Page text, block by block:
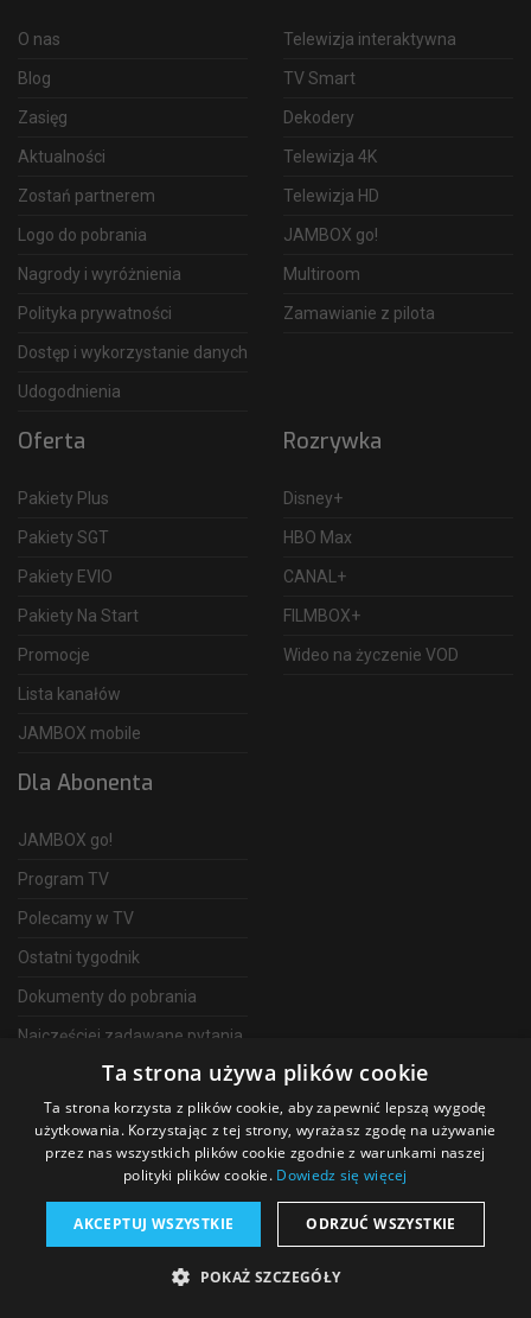
O nas
Blog
Zasięg
Aktualności
Zostań partnerem
Logo do pobrania
Nagrody i wyróżnienia
Polityka prywatności
Dostęp i wykorzystanie danych
Udogodnienia
Telewizja interaktywna
TV Smart
Dekodery
Telewizja 4K
Telewizja HD
JAMBOX go!
Multiroom
Zamawianie z pilota
Oferta
Pakiety Plus
Pakiety SGT
Pakiety EVIO
Pakiety Na Start
Promocje
Lista kanałów
JAMBOX mobile
Rozrywka
Disney+
HBO Max
CANAL+
FILMBOX+
Wideo na życzenie VOD
Dla Abonenta
JAMBOX go!
Program TV
Polecamy w TV
Ostatni tygodnik
Dokumenty do pobrania
Najczęściej zadawane pytania
Telewizja Światłowodowa
2026 SGT Operator telewizji JAMBOX
Ta strona używa plików cookie
Ta strona korzysta z plików cookie, aby zapewnić lepszą wygodę
użytkowania. Korzystając z tej strony, wyrażasz zgodę na używanie
przez nas wszystkich plików cookie zgodnie z warunkami naszej
polityki plików cookie. Dowiedz się więcej
AKCEPTUJ WSZYSTKIE ODRZUĆ WSZYSTKIE
POKAŻ SZCZEGÓŁY